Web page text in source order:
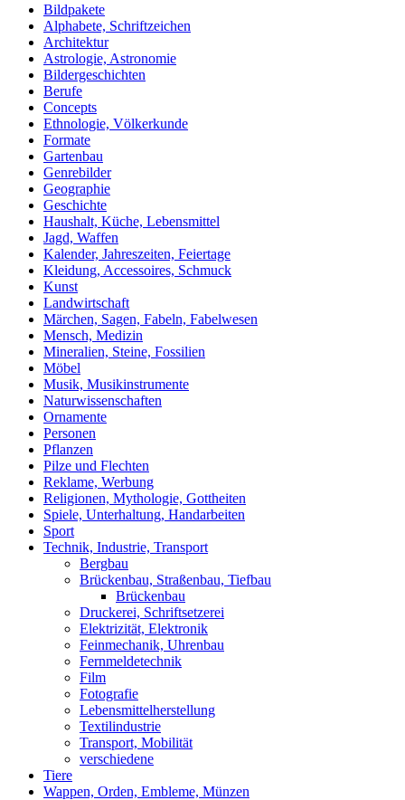
Bildpakete
Alphabete, Schriftzeichen
Architektur
Astrologie, Astronomie
Bildergeschichten
Berufe
Concepts
Ethnologie, Völkerkunde
Formate
Gartenbau
Genrebilder
Geographie
Geschichte
Haushalt, Küche, Lebensmittel
Jagd, Waffen
Kalender, Jahreszeiten, Feiertage
Kleidung, Accessoires, Schmuck
Kunst
Landwirtschaft
Märchen, Sagen, Fabeln, Fabelwesen
Mensch, Medizin
Mineralien, Steine, Fossilien
Möbel
Musik, Musikinstrumente
Naturwissenschaften
Ornamente
Personen
Pflanzen
Pilze und Flechten
Reklame, Werbung
Religionen, Mythologie, Gottheiten
Spiele, Unterhaltung, Handarbeiten
Sport
Technik, Industrie, Transport
Bergbau
Brückenbau, Straßenbau, Tiefbau
Brückenbau
Druckerei, Schriftsetzerei
Elektrizität, Elektronik
Feinmechanik, Uhrenbau
Fernmeldetechnik
Film
Fotografie
Lebensmittelherstellung
Textilindustrie
Transport, Mobilität
verschiedene
Tiere
Wappen, Orden, Embleme, Münzen